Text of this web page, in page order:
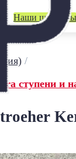
Наши шоурумы
/
ступени и